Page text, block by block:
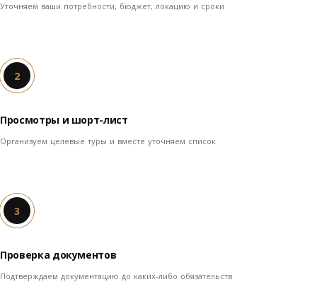
Уточняем ваши потребности, бюджет, локацию и сроки
2
Просмотры и шорт-лист
Организуем целевые туры и вместе уточняем список
3
Проверка документов
Подтверждаем документацию до каких-либо обязательств